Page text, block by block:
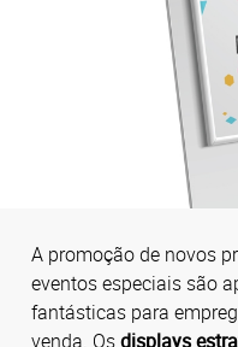
A promoção de novos
eventos especiais são
fantásticas para
venda. Osdisplays